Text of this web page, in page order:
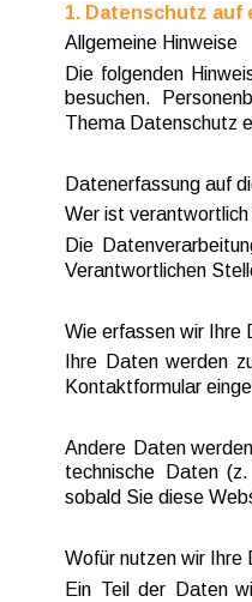
1. Datenschutz auf
Allgemeine Hinweise
Die folgenden
besuchen.
Thema Datenschutz
Datenerfassung auf
Wer ist
Die
Verantwortlichen
Wie erfassen wir Ihre
Ihre Daten werden
Kontaktformular
Andere Daten
technische
Daten (z.
sobald Sie diese
Wofür nutzen wir Ihre
Ein Teil der Daten